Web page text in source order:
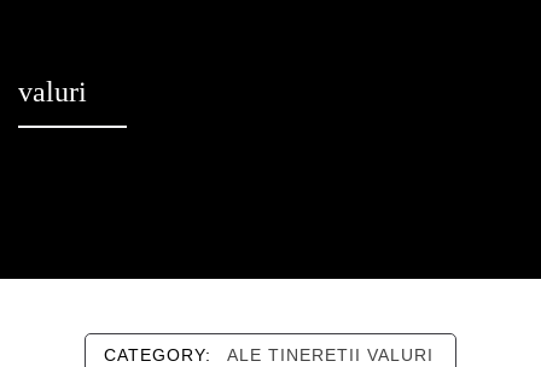
valuri
CATEGORY: ALE TINERETII VALURI